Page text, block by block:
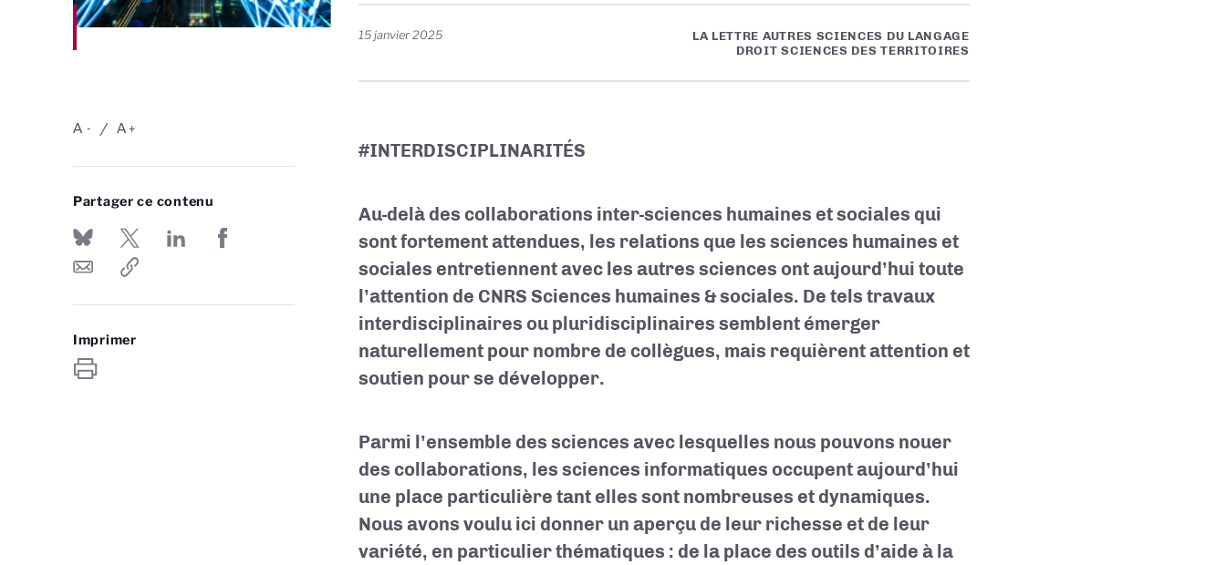
-
A +
A
Partager ce contenu
Imprimer
15 janvier 2025
LA LETTRE AUTRES SCIENCES DU LANGAGE
DROIT SCIENCES DES TERRITOIRES
#INTERDISCIPLINARITÉS
Au-delà des collaborations inter-sciences humaines et sociales qui
sont fortement attendues, les relations que les sciences humaines et
sociales entretiennent avec les autres sciences ont aujourd’hui toute
l’attention de CNRS Sciences humaines & sociales. De tels travaux
interdisciplinaires ou pluridisciplinaires semblent émerger
naturellement pour nombre de collègues, mais requièrent attention et
soutien pour se développer.
Parmi l’ensemble des sciences avec lesquelles nous pouvons nouer
des collaborations, les sciences informatiques occupent aujourd’hui
une place particulière tant elles sont nombreuses et dynamiques.
Nous avons voulu ici donner un aperçu de leur richesse et de leur
variété, en particulier thématiques : de la place des outils d’aide à la